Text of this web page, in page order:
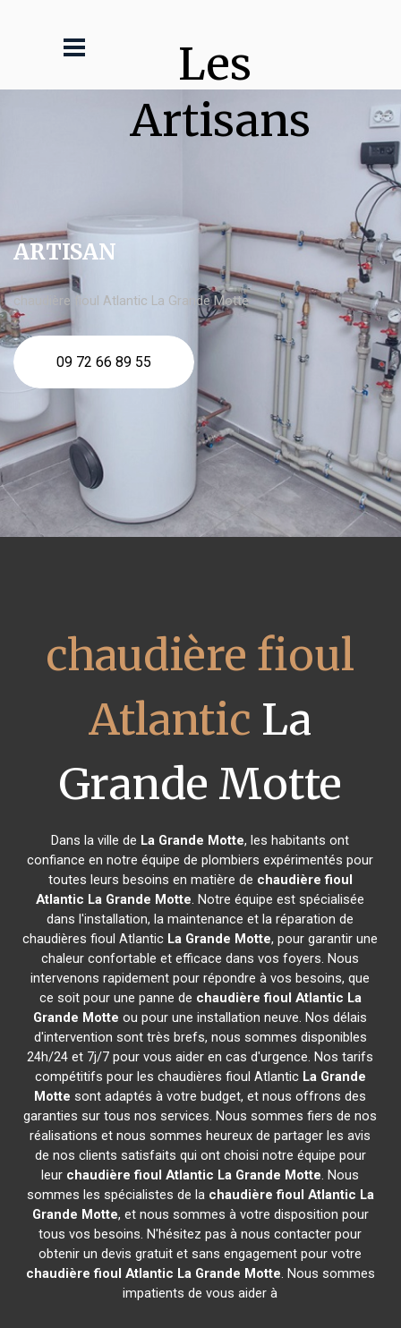
Les
Artisans
ARTISAN
chaudière fioul Atlantic La Grande Motte
09 72 66 89 55
chaudière fioul
Atlantic La
Grande Motte
Dans la ville de La Grande Motte, les habitants ont
confiance en notre équipe de plombiers expérimentés pour
toutes leurs besoins en matière de chaudière fioul
Atlantic La Grande Motte. Notre équipe est spécialisée
dans l'installation, la maintenance et la réparation de
chaudières fioul Atlantic La Grande Motte, pour garantir une
chaleur confortable et efficace dans vos foyers. Nous
intervenons rapidement pour répondre à vos besoins, que
ce soit pour une panne de chaudière fioul Atlantic La
Grande Motte ou pour une installation neuve. Nos délais
d'intervention sont très brefs, nous sommes disponibles
24h/24 et 7j/7 pour vous aider en cas d'urgence. Nos tarifs
compétitifs pour les chaudières fioul Atlantic La Grande
Motte sont adaptés à votre budget, et nous offrons des
garanties sur tous nos services. Nous sommes fiers de nos
réalisations et nous sommes heureux de partager les avis
de nos clients satisfaits qui ont choisi notre équipe pour
leur chaudière fioul Atlantic La Grande Motte. Nous
sommes les spécialistes de la chaudière fioul Atlantic La
Grande Motte, et nous sommes à votre disposition pour
tous vos besoins. N'hésitez pas à nous contacter pour
obtenir un devis gratuit et sans engagement pour votre
chaudière fioul Atlantic La Grande Motte. Nous sommes
impatients de vous aider à